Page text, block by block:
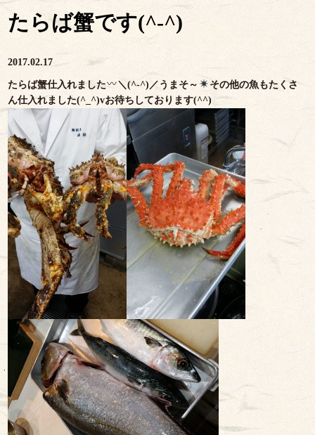
たらば蟹です(^-^)
2017.02.17
たらば蟹仕入れました ＼(^-^)／うまそ～
その他の魚もたくさ
ん仕入れました(^_^)vお待ちしております(^^)